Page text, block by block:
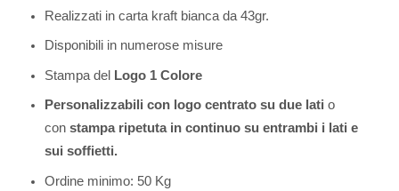
Realizzati in carta kraft bianca da 43gr.
Disponibili in numerose misure
Stampa del Logo 1 Colore
Personalizzabili con logo centrato su due lati o
con stampa ripetuta in continuo su entrambi i lati e
sui soffietti.
Ordine minimo: 50 Kg